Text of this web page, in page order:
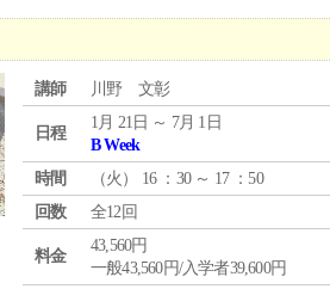
講師 川野 文彰
日程
1月 21日 ～ 7月 1日
B Week
時間
（火 ） 16 ：30 ～ 17 ：50
回数
全12回
料金
43,560円
一般43,560円/入学者39,600円